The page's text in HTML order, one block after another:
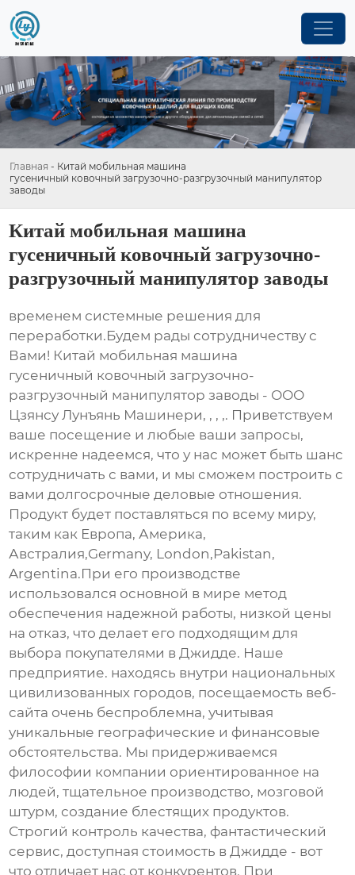
Главная - Китай мобильная машина
гусеничный ковочный загрузочно-разгрузочный манипулятор
заводы
Китай мобильная машина
гусеничный ковочный загрузочно-
разгрузочный манипулятор заводы
временем системные решения для
переработки.Будем рады сотрудничеству с
Вами! Китай мобильная машина
гусеничный ковочный загрузочно-
разгрузочный манипулятор заводы - ООО
Цзянсу Лунъянь Машинери, , , ,. Приветствуем
ваше посещение и любые ваши запросы,
искренне надеемся, что у нас может быть шанс
сотрудничать с вами, и мы сможем построить с
вами долгосрочные деловые отношения.
Продукт будет поставляться по всему миру,
таким как Европа, Америка,
Австралия,Germany, London,Pakistan,
Argentina.При его производстве
использовался основной в мире метод
обеспечения надежной работы, низкой цены
на отказ, что делает его подходящим для
выбора покупателями в Джидде. Наше
предприятие. находясь внутри национальных
цивилизованных городов, посещаемость веб-
сайта очень беспроблемна, учитывая
уникальные географические и финансовые
обстоятельства. Мы придерживаемся
философии компании ориентированное на
людей, тщательное производство, мозговой
штурм, создание блестящих продуктов.
Строгий контроль качества, фантастический
сервис, доступная стоимость в Джидде - вот
что отличает нас от конкурентов. При